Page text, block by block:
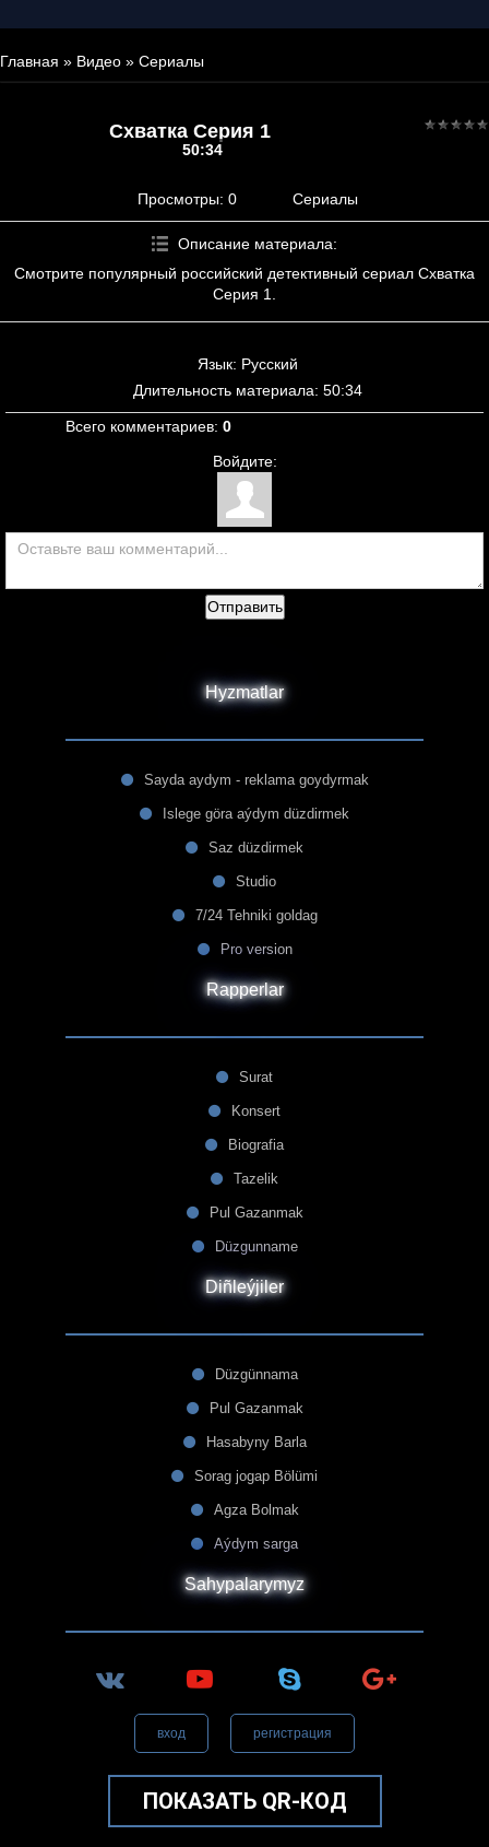
Главная » Видео » Сериалы
Схватка Серия 1
50:34
Просмотры: 0 Сериалы
Описание материала:
Смотрите популярный российский детективный сериал Схватка
Серия 1.
Язык: Русский
Длительность материала: 50:34
Всего комментариев: 0
Войдите:
Отправить
Hyzmatlar
Sayda aydym - reklama goydyrmak
Islege göra aýdym düzdirmek
Saz düzdirmek
Studio
7/24 Tehniki goldag
Pro version
Rapperlar
Surat
Konsert
Biografia
Tazelik
Pul Gazanmak
Düzgunname
Diñleýjiler
Düzgünnama
Pul Gazanmak
Hasabyny Barla
Sorag jogap Bölümi
Agza Bolmak
Aýdym sarga
Sahypalarymyz
вход регистрация
ПОКАЗАТЬ QR-КОД